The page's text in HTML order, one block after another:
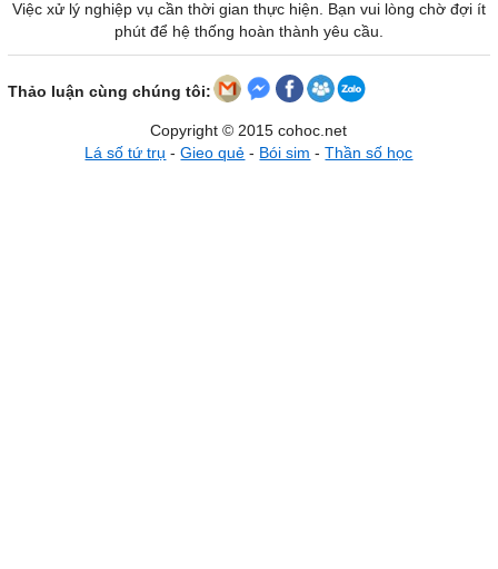
Việc xử lý nghiệp vụ cần thời gian thực hiện. Bạn vui lòng chờ đợi ít
phút để hệ thống hoàn thành yêu cầu.
Thảo luận cùng chúng tôi:
Copyright © 2015 cohoc.net
Lá số tứ trụ -Gieo quẻ - Bói sim -Thần số học